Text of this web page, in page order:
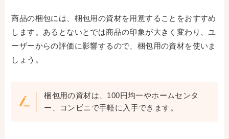
商品の梱包には、梱包用の資材を用意することをおすすめ
します。あるとないとでは商品の印象が大きく変わり、ユ
ーザーからの評価に影響するので、梱包用の資材を使いま
しょう。
梱包用の資材は、100円均一やホームセンタ
ー、コンビニで手軽に入手できます。